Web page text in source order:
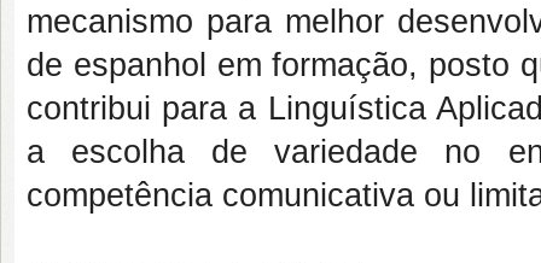
mecanismo para melhor
de espanhol em formação, posto
contribui para a Linguística
a escolha de variedade no
competência comunicativa ou